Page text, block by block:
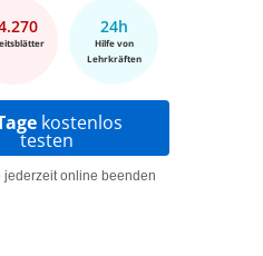
24h
Hilfe von
Lehrkräften
kostenlos
testen
jederzeit online beenden